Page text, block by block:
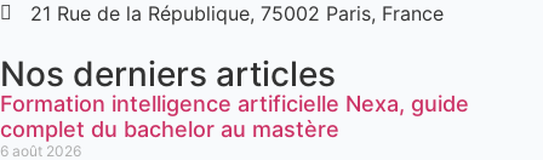
21 Rue de la République, 75002 Paris, France
Nos derniers articles
Formation intelligence artificielle Nexa, guide
complet du bachelor au mastère
6 août 2026